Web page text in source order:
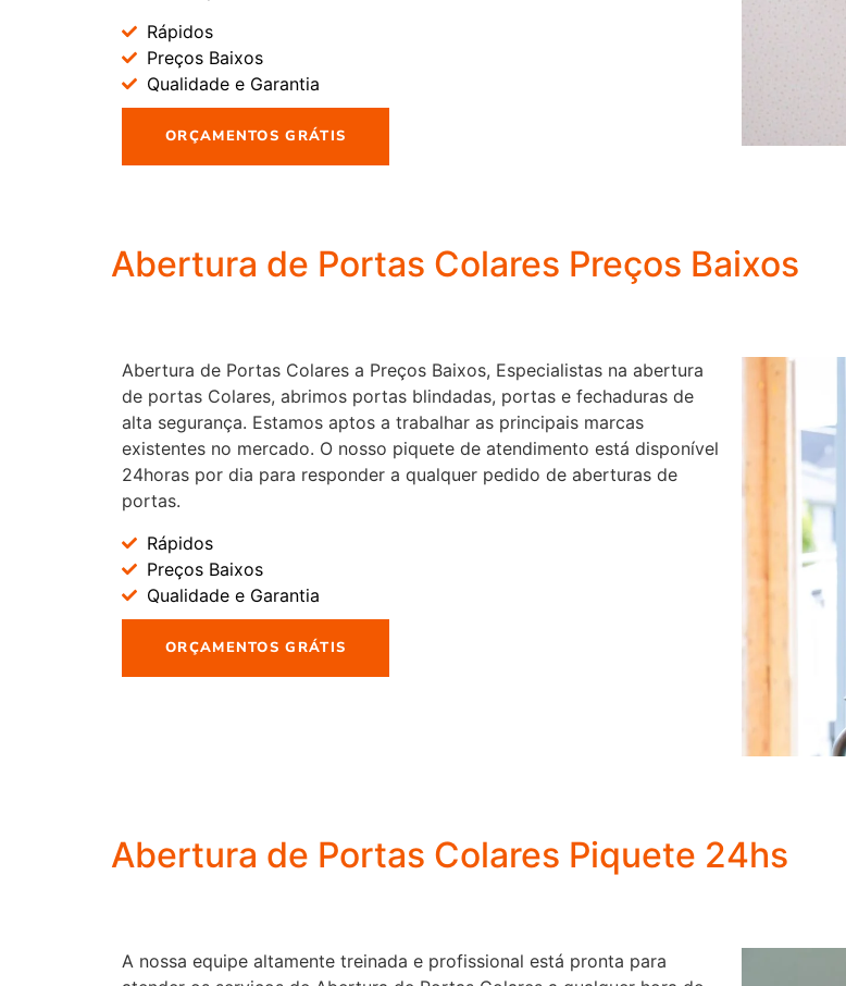
Rápidos
Preços Baixos
Qualidade e Garantia
ORÇAMENTOS GRÁTIS
Abertura de Portas Colares Preços Baixos
Abertura de Portas Colares a Preços Baixos, Especialistas na abertura
de portas Colares, abrimos portas blindadas, portas e fechaduras de
alta segurança. Estamos aptos a trabalhar as principais marcas
existentes no mercado. O nosso piquete de atendimento está disponível
24horas por dia para responder a qualquer pedido de aberturas de
portas.
Rápidos
Preços Baixos
Qualidade e Garantia
ORÇAMENTOS GRÁTIS
Abertura de Portas Colares Piquete 24hs
A nossa equipe altamente treinada e profissional está pronta para